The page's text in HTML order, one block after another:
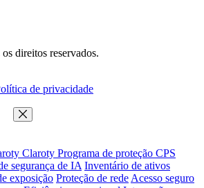
direitos reservados.
de privacidade
Fechar menu
Claroty Programa de proteção CPS
segurança de IA Inventário de ativos
exposição Proteção de rede Acesso seguro